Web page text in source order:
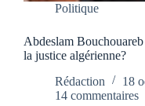
Politique
Abdeslam
la justice algérienne?
Rédaction
18
14 commentaires